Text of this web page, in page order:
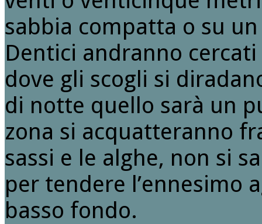
sabbia compatta o su
Dentici andranno
dove gli scogli si
di notte quello sarà un
zona si acquatteranno
sassi e le alghe, non si
per tendere l’ennesimo
basso fondo.